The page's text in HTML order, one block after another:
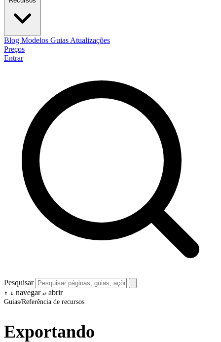
Blog Modelos Guias Atualizações
Preços
Entrar
Pesquisar
↑ ↓ navegar ↵ abrir
Guias/Referência de recursos
Exportando